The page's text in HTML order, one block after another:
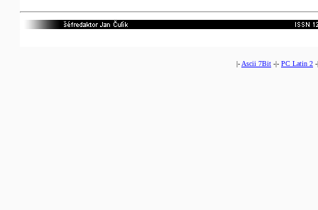
|- Ascii 7Bit -|- PC Latin 2